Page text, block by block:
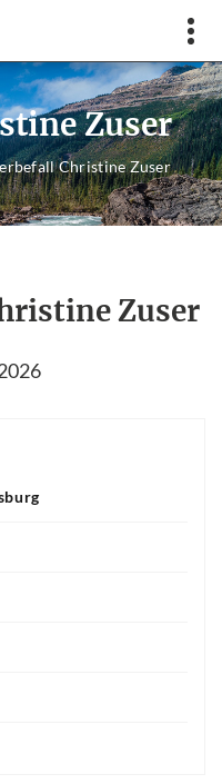
Zuser
Christine Zuser
Zuser